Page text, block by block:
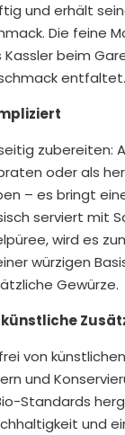
und erhält
Die feine
beim
entfaltet.
zubereiten:
oder als
– es bringt
serviert mit
wird es
würzigen
Gewürze.
von
und
Standards
und